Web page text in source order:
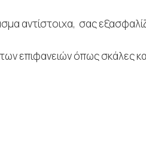
αντίστοιχα, σας
επιφανειών όπως σκάλες